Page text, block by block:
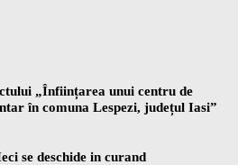
„Înființarea unui centru de
în comuna Lespezi, județul Iasi”
se deschide in curand